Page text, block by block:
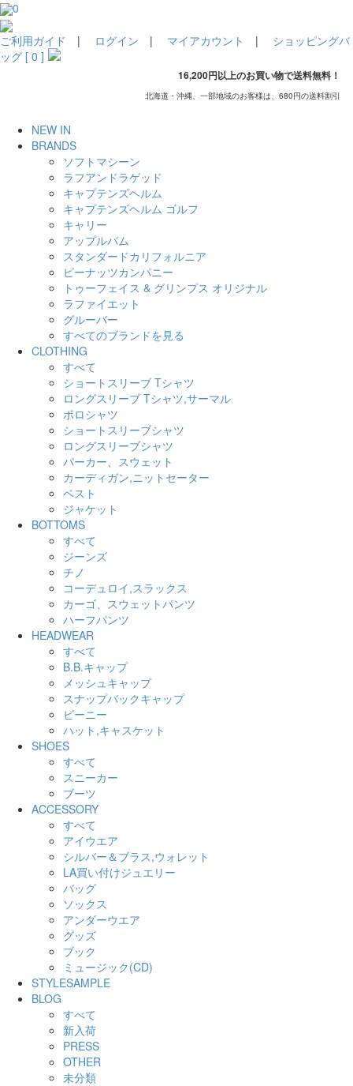
0
ご利用ガイド | ログイン | マイアカウント | ショッピングバ
ッグ [ 0 ]
16,200円以上のお買い物で送料無料！
北海道・沖縄、一部地域のお客様は、680円の送料割引
NEW IN
BRANDS
ソフトマシーン
ラフアンドラゲッド
キャプテンズヘルム
キャプテンズヘルム ゴルフ
キャリー
アップルバム
スタンダードカリフォルニア
ピーナッツカンパニー
トゥーフェイス & グリンプス オリジナル
ラファイエット
グルーバー
すべてのブランドを見る
CLOTHING
すべて
ショートスリーブ Tシャツ
ロングスリーブ Tシャツ,サーマル
ポロシャツ
ショートスリーブシャツ
ロングスリーブシャツ
パーカー、スウェット
カーディガン,ニットセーター
ベスト
ジャケット
BOTTOMS
すべて
ジーンズ
チノ
コーデュロイ,スラックス
カーゴ、スウェットパンツ
ハーフパンツ
HEADWEAR
すべて
B.B.キャップ
メッシュキャップ
スナップバックキャップ
ビーニー
ハット,キャスケット
SHOES
すべて
スニーカー
ブーツ
ACCESSORY
すべて
アイウエア
シルバー＆ブラス,ウォレット
LA買い付けジュエリー
バッグ
ソックス
アンダーウエア
グッズ
ブック
ミュージック(CD)
STYLESAMPLE
BLOG
すべて
新入荷
PRESS
OTHER
未分類